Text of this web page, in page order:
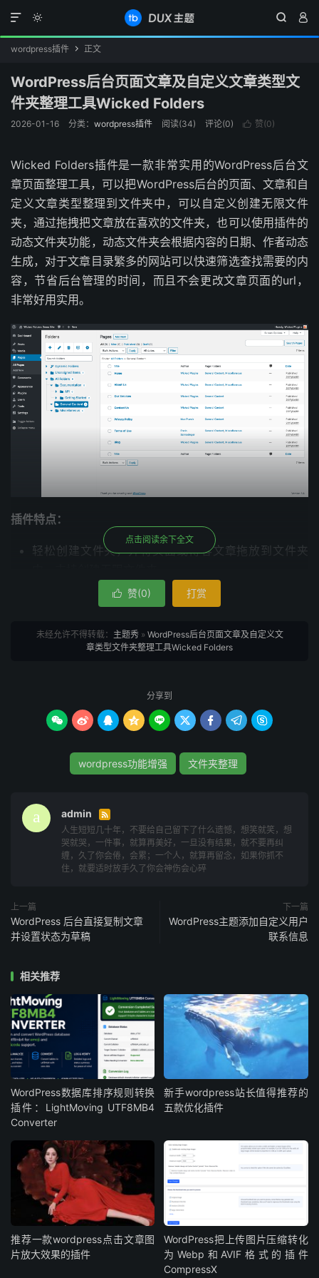
  

wordpress插件  正文
WordPress后台页面文章及自定义文章类型文
件夹整理工具Wicked Folders
2026-01-16 分类： wordpress插件 阅读(34) 评论(0)  赞(0)
Wicked Folders插件是一款非常实用的WordPress后台文
章页面整理工具，可以把WordPress后台的页面、文章和自
定义文章类型整理到文件夹中，可以自定义创建无限文件
夹，通过拖拽把文章放在喜欢的文件夹，也可以使用插件的
动态文件夹功能，动态文件夹会根据内容的日期、作者动态
生成，对于文章目录繁多的网站可以快速筛选查找需要的内
容，节省后台管理的时间，而且不会更改文章页面的url，
非常好用实用。
插件特点：
轻松创建文件夹，并将页面或博客文章拖放到文件夹
支持自定义文章类型，将它们组织到文件夹中，就像页
支持给文件夹分配颜色，以便更容易识别文件夹并装饰
文件夹树，且支持自定义调色板，可以添加任意数量的
支持查看未使用的文件夹，一目了然地查看哪些项目尚
未分配到文件夹。
性，等同于实现多条件筛选功能。
是否也克隆子文件夹。
支持通过方便的上下文菜单访问常用文件夹操作。
支持批量删除文件夹。
支持快速搜索文件夹树以找到您要查找的文件夹。
目数）。
支持根据需要调整文件夹窗格的宽度或宽度。
当想再次查看文件夹时，只需再次打开文件夹窗格即
可。
支持文件夹面包屑，显示在页面、帖子和自定义帖子类
型列表顶部的面包屑可以轻松查看所选文件夹的层次结
构，并提供另一种导航到父文件夹的方法。
支持动态文件夹，可以按作者、日期、类别等过滤内
容，而且会记住上次选择的动态文件夹，这样当稍后返
回屏幕时，就不必再次过滤内容。
支持页面层次结构动态文件夹，这是一种独特的功能，
可以在浏览页面时，就像每个父页面都是一个文件夹一
样，只显示所选页面的子文件夹。
此外收费专业版本功能更加丰富，除了支持文章、页面、自
定义文章类型外还支持媒体库、用户、WooCommerce产
品、订单和优惠券、Gravity Forms表单和条目等更多内
点击阅读余下全文
 赞(0) 打赏
未经允许不得转载： 主题秀» WordPress后台页面文章及自定义文
章类型文件夹整理工具Wicked Folders
分享到
        
wordpress功能增强 文件夹整理
admin 
人生短短几十年，不要给自己留下了什么遗憾，想笑就笑，想
哭就哭，一件事，就算再美好，一旦没有结果，就不要再纠
缠，久了你会倦，会累；一个人，就算再留念，如果你抓不
住，就要适时放手久了你会神伤会心碎
上一篇
WordPress 后台直接复制文章
并设置状态为草稿
下一篇
WordPress主题添加自定义用户
联系信息
相关推荐
WordPress数据库排序规则转换
插件：LightMoving UTF8MB4
Converter
新手wordpress站长值得推荐的
五款优化插件
推荐一款wordpress点击文章图
片放大效果的插件
WordPress把上传图片压缩转化
为Webp和AVIF格式的插件
CompressX